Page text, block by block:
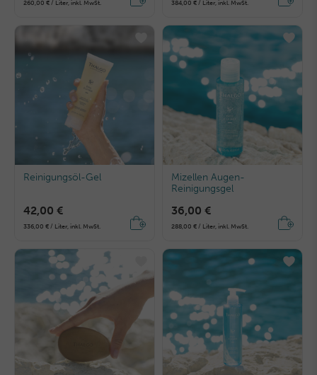
260,00 € / Liter, inkl. MwSt. 384,00 € / Liter, inkl. MwSt.
Reinigungsöl-Gel
42,00 €
336,00 € / Liter, inkl. MwSt.
Mizellen Augen-
Reinigungsgel
36,00 €
288,00 € / Liter, inkl. MwSt.